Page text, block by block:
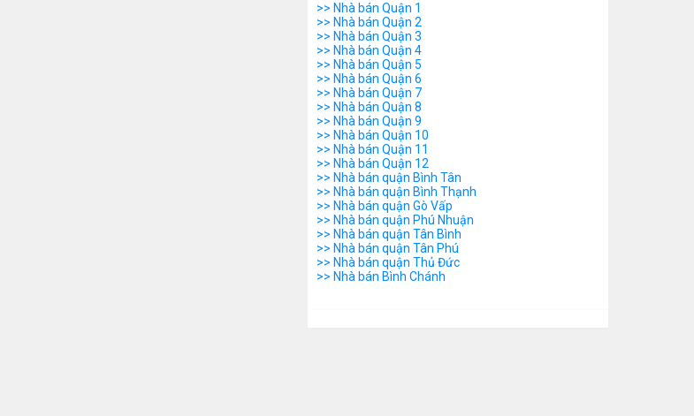
>> Nhà bán Quận 1
>> Nhà bán Quận 2
>> Nhà bán Quận 3
>> Nhà bán Quận 4
>> Nhà bán Quận 5
>> Nhà bán Quận 6
>> Nhà bán Quận 7
>> Nhà bán Quận 8
>> Nhà bán Quận 9
>> Nhà bán Quận 10
>> Nhà bán Quận 11
>> Nhà bán Quận 12
>> Nhà bán quận Bình Tân
>> Nhà bán quận Bình Thạnh
>> Nhà bán quận Gò Vấp
>> Nhà bán quận Phú Nhuận
>> Nhà bán quận Tân Bình
>> Nhà bán quận Tân Phú
>> Nhà bán quận Thủ Đức
>> Nhà bán Bình Chánh